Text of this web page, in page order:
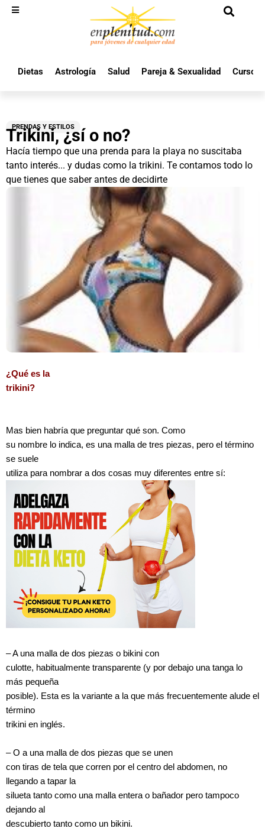
Dietas Astrología Salud Pareja & Sexualidad Cursos
PRENDAS Y ESTILOS
Trikini, ¿sí o no?
Hacía tiempo que una prenda para la playa no suscitaba
tanto interés... y dudas como la trikini. Te contamos todo lo
que tienes que saber antes de decidirte
¿Qué es la
trikini?
Mas bien habría que preguntar qué son. Como
su nombre lo indica, es una malla de tres piezas, pero el término
se suele
utiliza para nombrar a dos cosas muy diferentes entre sí:
– A una malla de dos piezas o bikini con
culotte, habitualmente transparente (y por debajo una tanga lo
más pequeña
posible). Esta es la variante a la que más frecuentemente alude el
término
trikini en inglés.
– O a una malla de dos piezas que se unen
con tiras de tela que corren por el centro del abdomen, no
llegando a tapar la
silueta tanto como una malla entera o bañador pero tampoco
dejando al
descubierto tanto como un bikini.